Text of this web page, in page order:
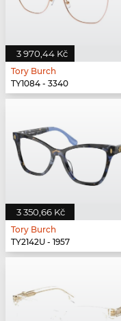
3 970,44 Kč
Tory Burch
TY1084 - 3340
3 350,66 Kč
Tory Burch
TY2142U - 1957